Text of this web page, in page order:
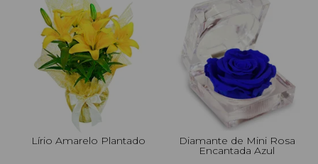
Lírio Amarelo Plantado Diamante de Mini Rosa
Encantada Azul